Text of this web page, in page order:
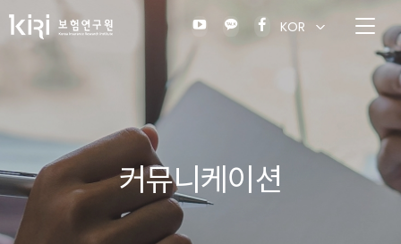
KOR
커뮤니케이션